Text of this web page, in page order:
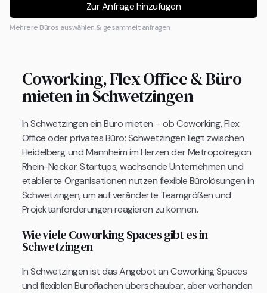
Zur Anfrage hinzufügen
Mehrere Büros auswählen & gesammelt anfragen
Coworking, Flex Office & Büro
mieten in Schwetzingen
In Schwetzingen ein Büro mieten – ob Coworking, Flex
Office oder privates Büro: Schwetzingen liegt zwischen
Heidelberg und Mannheim im Herzen der Metropolregion
Rhein-Neckar. Startups, wachsende Unternehmen und
etablierte Organisationen nutzen flexible Bürolösungen in
Schwetzingen, um auf veränderte Teamgrößen und
Projektanforderungen reagieren zu können.
Wie viele Coworking Spaces gibt es in
Schwetzingen
In Schwetzingen ist das Angebot an Coworking Spaces
und flexiblen Büroflächen überschaubar, aber vorhanden